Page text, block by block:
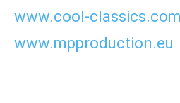
www.cool-classics.com
www.mpproduction.eu